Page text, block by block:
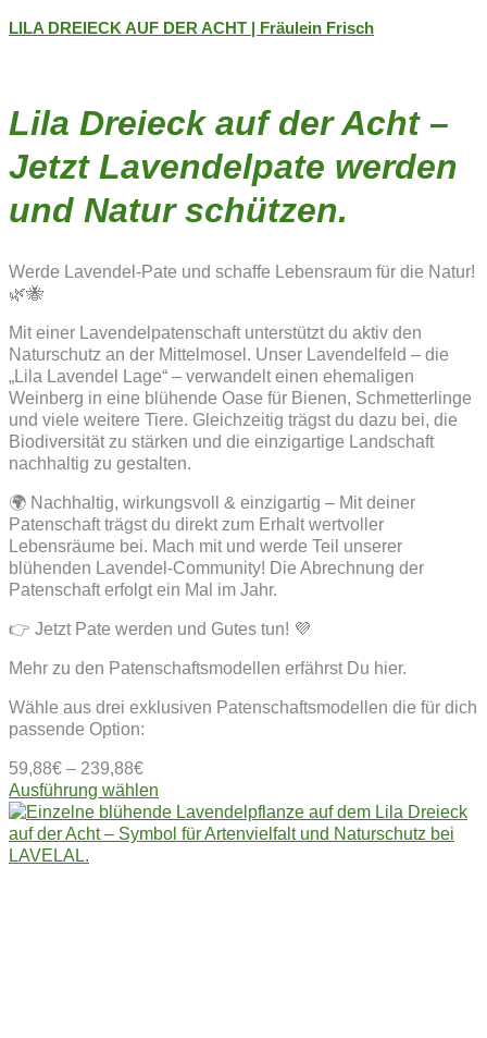
LILA DREIECK AUF DER ACHT | Fräulein Frisch
Lila Dreieck auf der Acht –
Jetzt Lavendelpate werden
und Natur schützen.
Werde Lavendel-Pate und schaffe Lebensraum für die Natur!
🌿🐝
Mit einer Lavendelpatenschaft unterstützt du aktiv den
Naturschutz an der Mittelmosel. Unser Lavendelfeld – die
„Lila Lavendel Lage“ – verwandelt einen ehemaligen
Weinberg in eine blühende Oase für Bienen, Schmetterlinge
und viele weitere Tiere. Gleichzeitig trägst du dazu bei, die
Biodiversität zu stärken und die einzigartige Landschaft
nachhaltig zu gestalten.
🌍 Nachhaltig, wirkungsvoll & einzigartig – Mit deiner
Patenschaft trägst du direkt zum Erhalt wertvoller
Lebensräume bei. Mach mit und werde Teil unserer
blühenden Lavendel-Community! Die Abrechnung der
Patenschaft erfolgt ein Mal im Jahr.
👉 Jetzt Pate werden und Gutes tun! 💜
Mehr zu den Patenschaftsmodellen erfährst Du hier.
Wähle aus drei exklusiven Patenschaftsmodellen die für dich
passende Option:
59,88€ – 239,88€
Ausführung wählen
Produkt
weist